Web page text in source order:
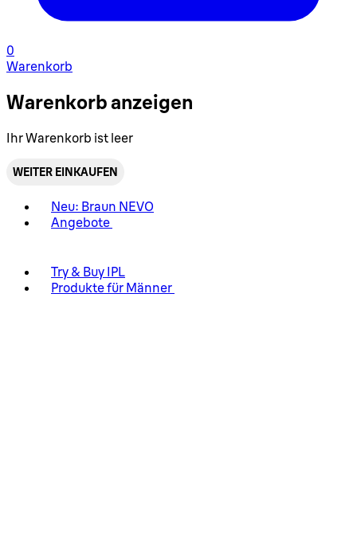
0
Warenkorb
Warenkorb anzeigen
Ihr Warenkorb ist leer
WEITER EINKAUFEN
Neu: Braun NEVO
Angebote
Try & Buy IPL
Produkte für Männer